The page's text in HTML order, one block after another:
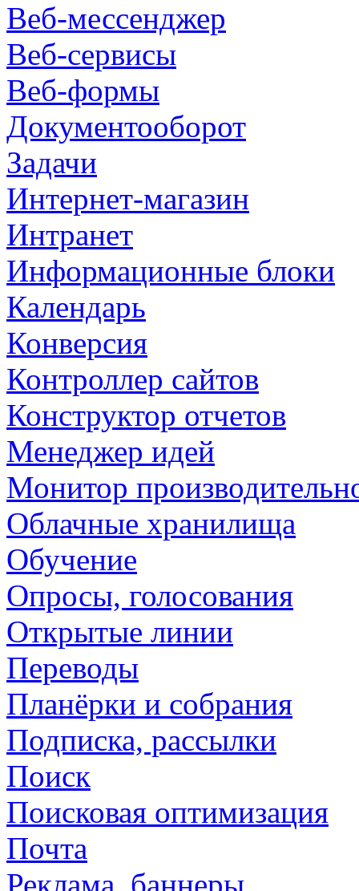
Веб-мессенджер
Веб-сервисы
Веб-формы
Документооборот
Задачи
Интернет-магазин
Интранет
Информационные блоки
Календарь
Конверсия
Контроллер сайтов
Конструктор отчетов
Менеджер идей
Монитор
Облачные хранилища
Обучение
Опросы, голосования
Открытые линии
Переводы
Планёрки и собрания
Подписка, рассылки
Поиск
Поисковая оптимизация
Почта